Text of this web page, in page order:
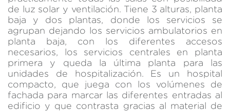
de luz solar y ventilación. Tiene 3 alturas, planta
baja y dos plantas, donde los servicios se
agrupan dejando los servicios ambulatorios en
planta baja, con los diferentes accesos
necesarios, los servicios centrales en planta
primera y queda la última planta para las
unidades de hospitalización. Es un hospital
compacto, que juega con los volúmenes de
fachada para marcar las diferentes entradas al
edificio y que contrasta gracias al material de
a través de la observación continuada de sus hábitos de
navegación. Gracias a ellas, podemos conocer los hábitos
de navegación en el sitio web y mostrar publicidad
relacionada con el perfil de navegación del usuario.